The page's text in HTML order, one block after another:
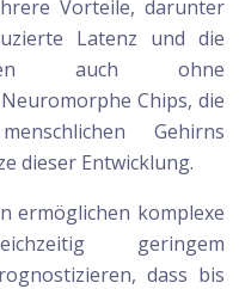
Vorteile, darunter
Latenz und die
auch ohne
Chips, die
Gehirns
dieser Entwicklung.
ermöglichen komplexe
geringem
dass bis